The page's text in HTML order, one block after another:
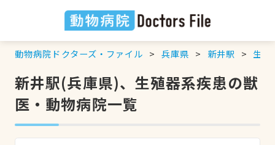
動物病院ドクターズ・ファイル 兵庫県 新井駅 生殖
新井駅(兵庫県)、生殖器系疾患の獣
医・動物病院一覧